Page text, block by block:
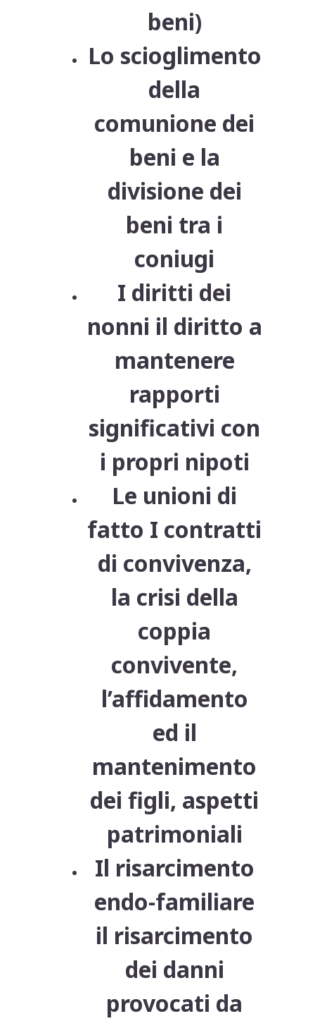
beni)
Lo scioglimento
della
comunione dei
beni e la
divisione dei
beni tra i
coniugi
I diritti dei
nonni il diritto a
mantenere
rapporti
significativi con
i propri nipoti
Le unioni di
fatto I contratti
di convivenza,
la crisi della
coppia
convivente,
l’affidamento
ed il
mantenimento
dei figli, aspetti
patrimoniali
Il risarcimento
endo-familiare
il risarcimento
dei danni
provocati da